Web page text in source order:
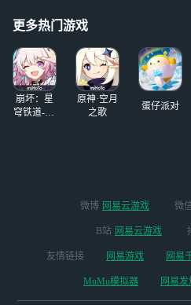
惨。 （调晴可
了） 平常本人还
是比较好相处的，
除非踩到雷区 平
常需要帮忙也
更多热门游戏
崩坏：星
穹铁道-4.4
原神·空月
之歌
蛋仔派对
微博 网易云游戏 微
B站 网易云游戏
友情链接 网易游戏 网易
MuMu模拟器 网易